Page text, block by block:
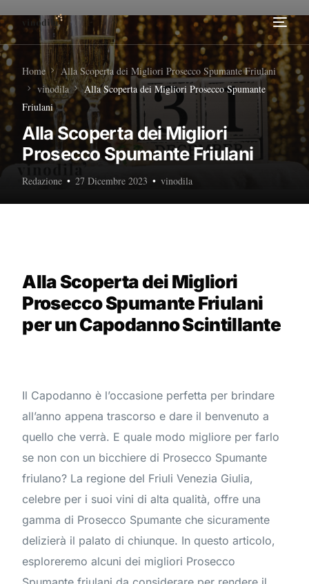
Home
Alla Scoperta dei Migliori Prosecco Spumante Friulani
vinodila
Alla Scoperta dei Migliori Prosecco Spumante
Friulani
Alla Scoperta dei Migliori
Prosecco Spumante Friulani
Redazione 27 Dicembre 2023 vinodila
Alla Scoperta dei Migliori
Prosecco Spumante Friulani
per un Capodanno Scintillante
Il Capodanno è l’occasione perfetta per brindare
all’anno appena trascorso e dare il benvenuto a
quello che verrà. E quale modo migliore per farlo
se non con un bicchiere di Prosecco Spumante
friulano? La regione del Friuli Venezia Giulia,
celebre per i suoi vini di alta qualità, offre una
gamma di Prosecco Spumante che sicuramente
delizierà il palato di chiunque. In questo articolo,
esploreremo alcuni dei migliori Prosecco
Home
Tour Enogastronomici
Diventa nostro Partner